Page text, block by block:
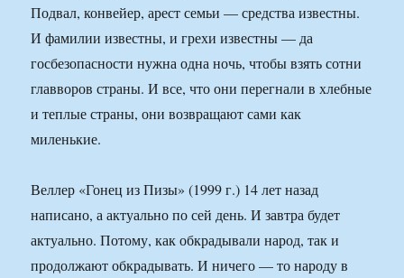
Подвал, конвейер, арест семьи — средства известны.
И фамилии известны, и грехи известны — да
госбезопасности нужна одна ночь, чтобы взять сотни
главворов страны. И все, что они перегнали в хлебные
и теплые страны, они возвращают сами как
миленькие.
Веллер «Гонец из Пизы» (1999 г.) 14 лет назад
написано, а актуально по сей день. И завтра будет
актуально. Потому, как обкрадывали народ, так и
продолжают обкрадывать. И ничего — то народу в